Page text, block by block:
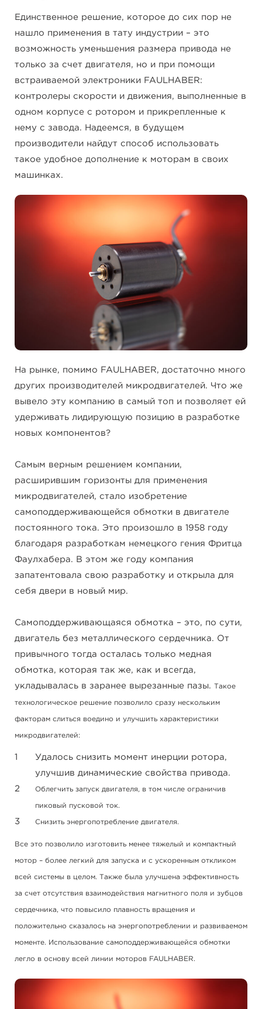
Единственное решение, которое до сих пор не
нашло применения в тату индустрии – это
возможность уменьшения размера привода не
только за счет двигателя, но и при помощи
встраиваемой электроники FAULHABER:
контролеры скорости и движения, выполненные в
одном корпусе с ротором и прикрепленные к
нему с завода. Надеемся, в будущем
производители найдут способ использовать
такое удобное дополнение к моторам в своих
машинках.
На рынке, помимо FAULHABER, достаточно много
других производителей микродвигателей. Что же
вывело эту компанию в самый топ и позволяет ей
удерживать лидирующую позицию в разработке
новых компонентов?
Самым верным решением компании,
расширившим горизонты для применения
микродвигателей, стало изобретение
самоподдерживающейся обмотки в двигателе
постоянного тока. Это произошло в 1958 году
благодаря разработкам немецкого гения Фритца
Фаулхабера. В этом же году компания
запатентовала свою разработку и открыла для
себя двери в новый мир.
Самоподдерживающаяся обмотка – это, по сути,
двигатель без металлического сердечника. От
привычного тогда осталась только медная
обмотка, которая так же, как и всегда,
укладывалась в заранее вырезанные пазы. Такое
технологическое решение позволило сразу нескольким
факторам слиться воедино и улучшить характеристики
микродвигателей:
Удалось снизить момент инерции ротора,
улучшив динамические свойства привода.
Облегчить запуск двигателя, в том числе ограничив
пиковый пусковой ток.
Снизить энергопотребление двигателя.
Все это позволило изготовить менее тяжелый и компактный
мотор – более легкий для запуска и с ускоренным откликом
всей системы в целом. Также была улучшена эффективность
за счет отсутствия взаимодействия магнитного поля и зубцов
сердечника, что повысило плавность вращения и
положительно сказалось на энергопотреблении и развиваемом
моменте. Использование самоподдерживающейся обмотки
легло в основу всей линии моторов FAULHABER.